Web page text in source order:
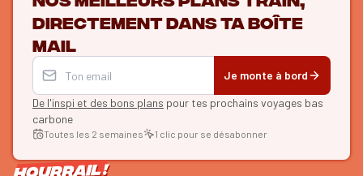
directement dans ta boîte
mail
Je monte à bord
De l'inspi et des bons plans pour tes prochains voyages bas
carbone
Toutes les 2 semaines 1 clic pour se désabonner